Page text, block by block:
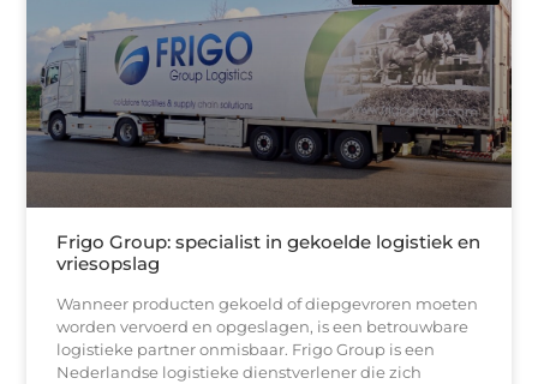
Frigo Group: specialist in gekoelde logistiek en
vriesopslag
Wanneer producten gekoeld of diepgevroren moeten
worden vervoerd en opgeslagen, is een betrouwbare
logistieke partner onmisbaar. Frigo Group is een
Nederlandse logistieke dienstverlener die zich